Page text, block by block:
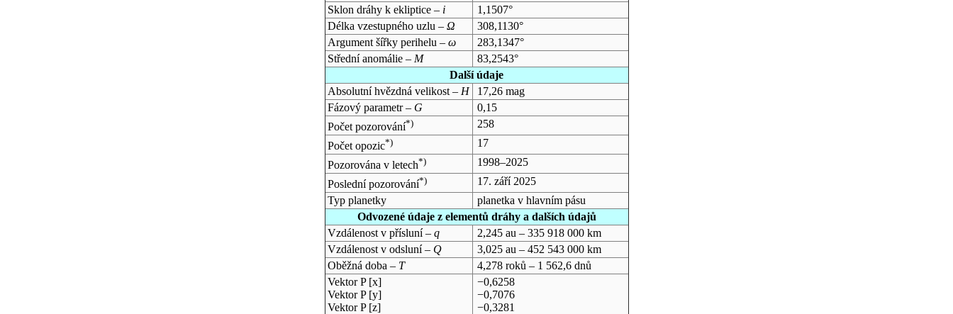
Sklon dráhy k ekliptice – i
1,1507°
Délka vzestupného uzlu – Ω
308,1130°
Argument šířky perihelu – ω
283,1347°
Střední anomálie – M
83,2543°
Další údaje
Absolutní hvězdná velikost – H
17,26 mag
Fázový parametr – G
0,15
Počet pozorování*)
258
Počet opozic*)
17
Pozorována v letech*)
1998–2025
Poslední pozorování*)
17. září 2025
Typ planetky
planetka v hlavním pásu
Odvozené údaje z elementů dráhy a dalších údajů
Vzdálenost v přísluní – q
2,245 au – 335 918 000 km
Vzdálenost v odsluní – Q
3,025 au – 452 543 000 km
Oběžná doba – T
4,278 roků – 1 562,6 dnů
Vektor P [x]
Vektor P [y]
Vektor P [z]
−0,6258
−0,7076
−0,3281